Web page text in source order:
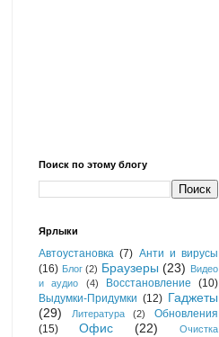
Поиск по этому блогу
Ярлыки
Автоустановка (7) Анти и вирусы
(16) Блог (2) Браузеры (23)
Видео
и аудио
(4) Восстановление
(10)
Выдумки-Придумки (12) Гаджеты
(29)
Литература (2)
Обновления
(15)
Офис (22)
Очистка